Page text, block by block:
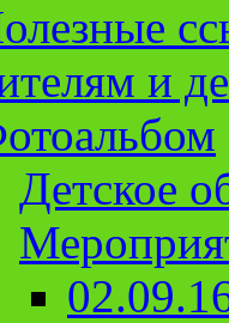
и
Детское